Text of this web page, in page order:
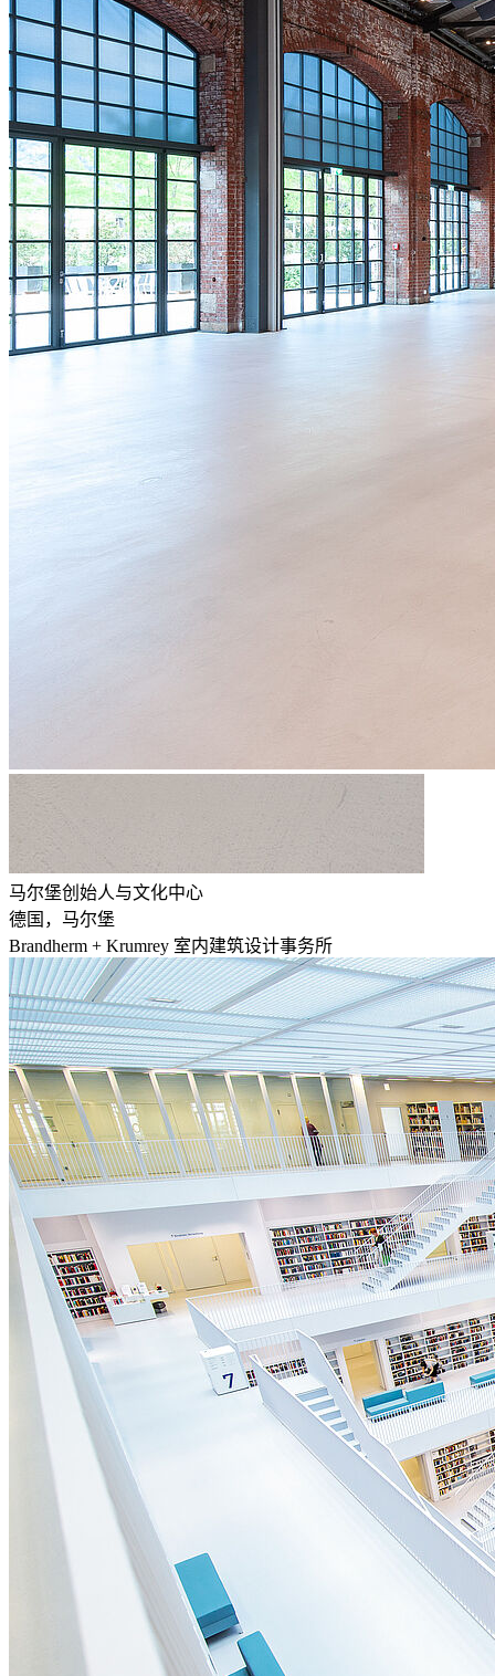
马尔堡创始人与文化中心
德国，马尔堡
Brandherm + Krumrey 室内建筑设计事务所